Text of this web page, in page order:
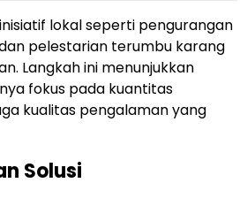
lokal seperti pengurangan
pelestarian terumbu karang
Langkah ini menunjukkan
fokus pada kuantitas
kualitas pengalaman yang
Solusi